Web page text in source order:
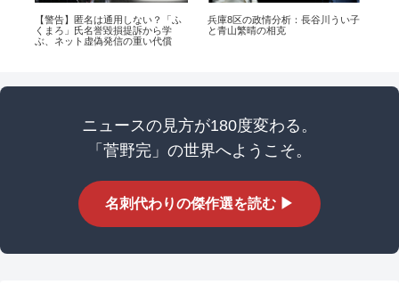
【警告】匿名は通用しない？「ふ
くまろ」氏名誉毀損提訴から学
ぶ、ネット虚偽発信の重い代償
兵庫8区の政情分析：長谷川うい子
と青山繁晴の相克
ニュースの見方が180度変わる。
「菅野完」の世界へようこそ。
名刺代わりの傑作選を読む ▶